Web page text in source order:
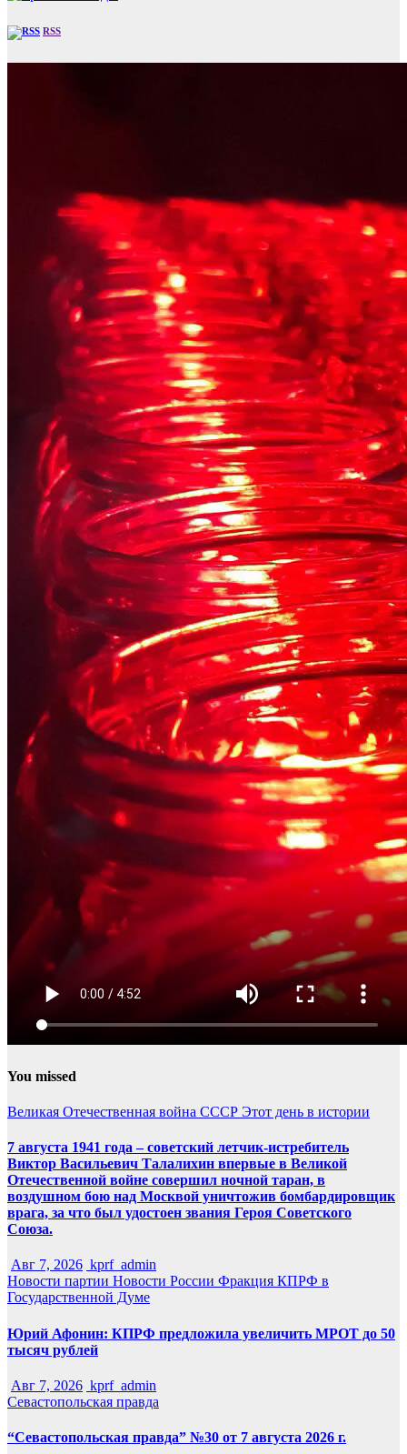
RSS
You missed
Великая Отечественная война СССР Этот день в истории
7 августа 1941 года – советский летчик-истребитель
Виктор Васильевич Талалихин впервые в Великой
Отечественной войне совершил ночной таран, в
воздушном бою над Москвой уничтожив бомбардировщик
врага, за что был удостоен звания Героя Советского
Союза.
Авг 7, 2026 kprf_admin
Новости партии Новости России Фракция КПРФ в
Государственной Думе
Юрий Афонин: КПРФ предложила увеличить МРОТ до 50
тысяч рублей
Авг 7, 2026 kprf_admin
Севастопольская правда
“Севастопольская правда” №30 от 7 августа 2026 г.